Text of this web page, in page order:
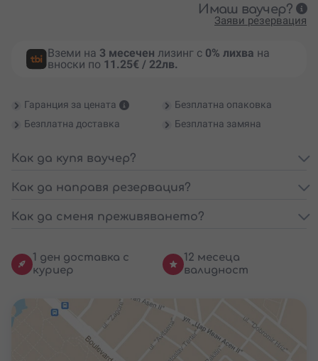
Имаш ваучер?
Заяви резервация
Вземи на 3 месечен лизинг с 0% лихва на
вноски по 11.25€ / 22лв.
Гаранция за цената
Безплатна опаковка
Безплатна доставка
Безплатна замяна
Как да купя ваучер?
Как да направя резервация?
Как да сменя преживяването?
1 ден доставка с
куриер
12 месеца
валидност